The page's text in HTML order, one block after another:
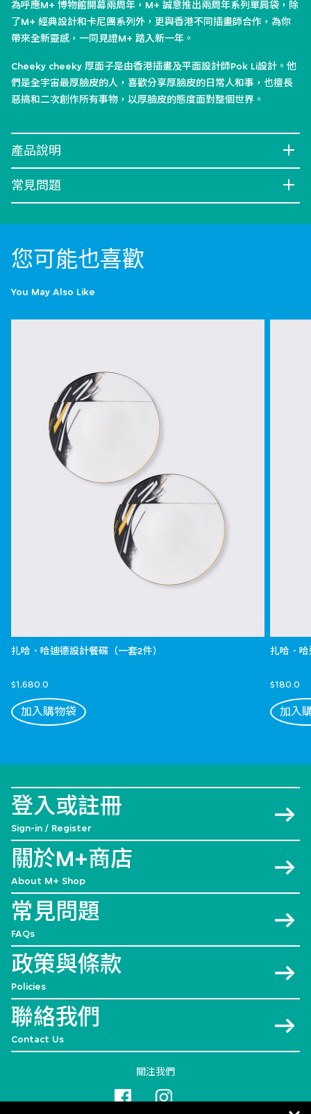
為呼應M+ 博物館開幕兩周年，M+ 誠意推出兩周年系列單肩袋，除
了M+ 經典設計和卡尼團系列外，更與香港不同插畫師合作，為你
帶來全新靈感，一同見證M+ 踏入新一年。
​​Cheeky cheeky 厚面子是由香港插畫及平面設計師Pok Li設計。他
們是全宇宙最厚臉皮的人，喜歡分享厚臉皮的日常人和事，也擅長
惡搞和二次創作所有事物，以厚臉皮的態度面對整個世界。​
產品說明
常見問題
您可能也喜歡
You May Also Like
扎哈．哈迪德設計餐碟（一套2件）
$1,680.0
加入購物袋
扎哈．
$180.0
加入
登入或註冊
Sign-in / Register
關於M+商店
About M+ Shop
常見問題
FAQs
政策與條款
Policies
聯絡我們
Contact Us
關注我們